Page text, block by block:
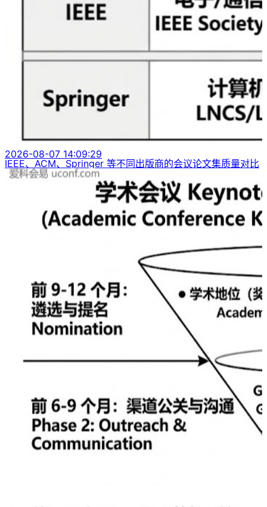
2026-08-07 14:09:29
IEEE、ACM、Springer 等不同出版商的会议论文集质量对比